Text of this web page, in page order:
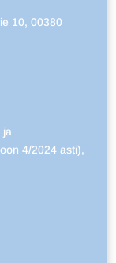
10, 00380
ja
4/2024 asti),